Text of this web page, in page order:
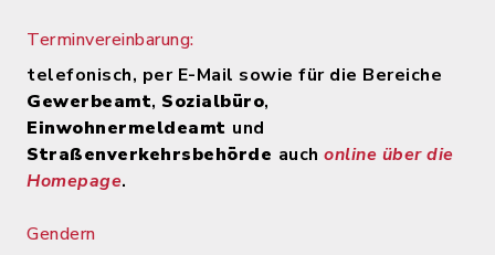
Terminvereinbarung:
telefonisch, per E-Mail sowie für die Bereiche
Gewerbeamt, Sozialbüro,
Einwohnermeldeamt und
Straßenverkehrsbehörde auch online über die
Homepage.
Gendern